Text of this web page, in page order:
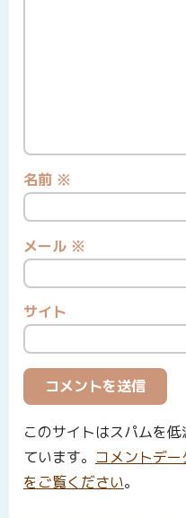
名前 ※
メール ※
サイト
このサイトはスパムを
ています。 コメントデ
をご覧ください。